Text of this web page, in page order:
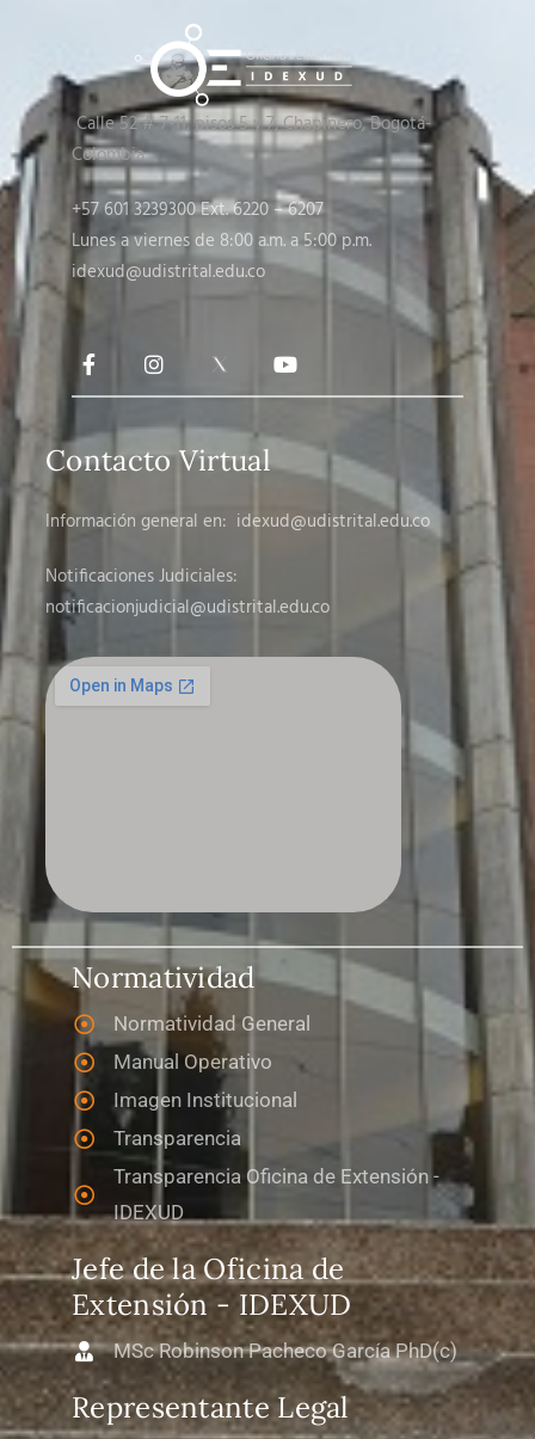
Calle 52 # 7-11, pisos 5 y 7, Chapinero, Bogotá-
Colombia
+57 601 3239300 Ext. 6220 – 6207
Lunes a viernes de 8:00 a.m. a 5:00 p.m.
idexud@udistrital.edu.co
Contacto Virtual
Información general en: idexud@udistrital.edu.co
Notificaciones Judiciales:
notificacionjudicial@udistrital.edu.co
Normatividad
Normatividad General
Manual Operativo
Imagen Institucional
Transparencia
Transparencia Oficina de Extensión -
IDEXUD
Jefe de la Oficina de
Extensión - IDEXUD
MSc Robinson Pacheco García PhD(c)
Representante Legal